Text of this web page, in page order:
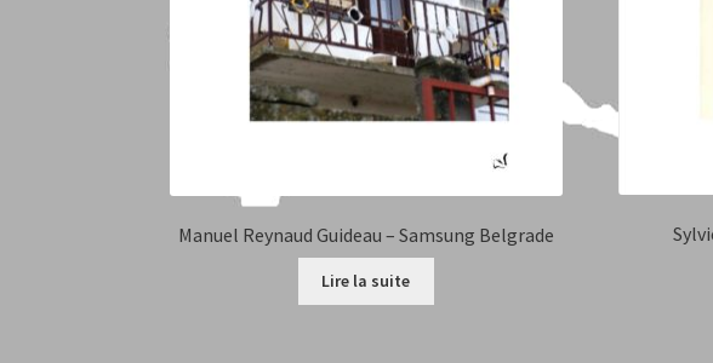
Manuel Reynaud Guideau – Samsung Belgrade
Lire la suite